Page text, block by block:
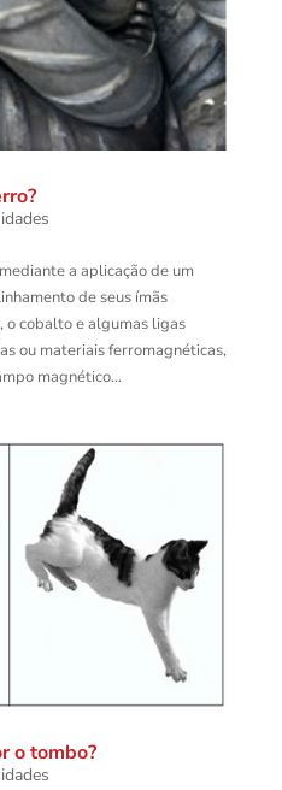
a aplicação de um
de seus ímãs
o cobalto e algumas ligas
ou materiais ferromagnéticas,
magnético...
o tombo?